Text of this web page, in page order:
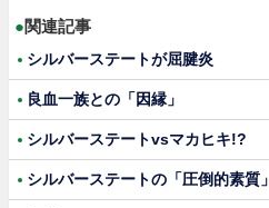
●関連記事
シルバーステートが屈腱炎
良血一族との「因縁」
シルバーステートvsマカヒキ!?
シルバーステートの「圧倒的素質」